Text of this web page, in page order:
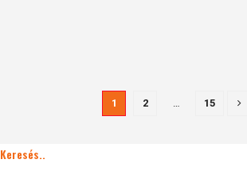
1 2 … 15
Keresés..